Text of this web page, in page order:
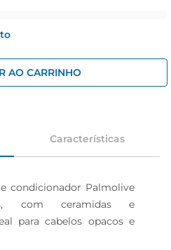
AO CARRINHO
Características
condicionador Palmolive
com ceramidas e
para cabelos opacos e